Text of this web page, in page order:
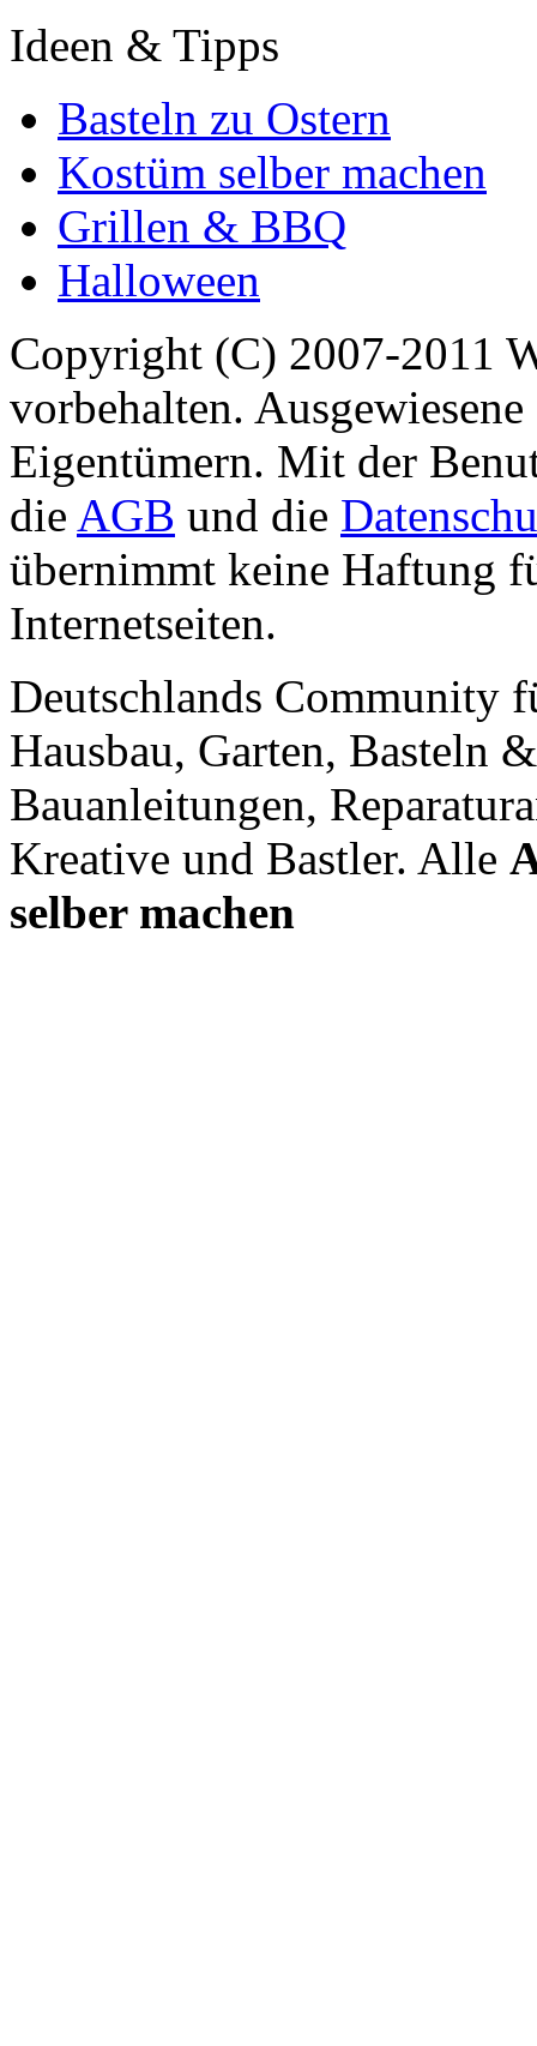
Ideen & Tipps
Basteln zu Ostern
Kostüm selber machen
Grillen & BBQ
Halloween
Copyright (C) 2007-2011
vorbehalten.
Eigentümern. Mit der
die AGB und die
übernimmt keine Haftung
Internetseiten.
Deutschlands Community
Hausbau, Garten, Basteln
Bauanleitungen,
Kreative und Bastler. Alle
selber machen